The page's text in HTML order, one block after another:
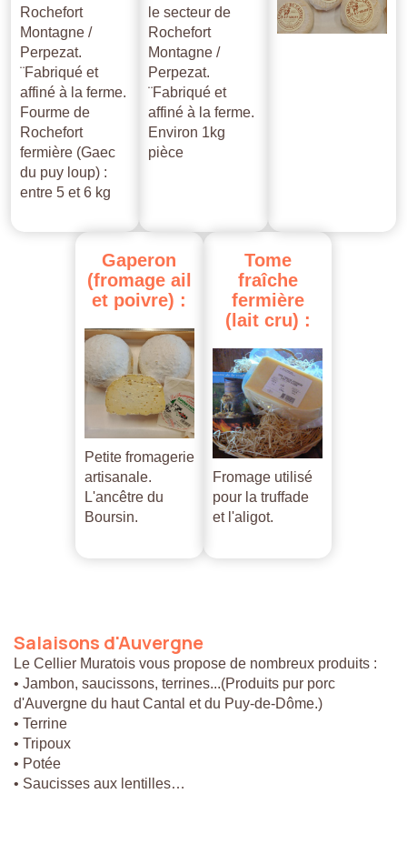
Rochefort
Montagne /
Perpezat.
¨Fabriqué et
affiné à la ferme.
Fourme de
Rochefort
fermière (Gaec
du puy loup) :
entre 5 et 6 kg
le secteur de
Rochefort
Montagne /
Perpezat.
¨Fabriqué et
affiné à la ferme.
Environ 1kg
pièce
Gaperon
(fromage ail
et poivre) :
Petite fromagerie
artisanale.
L'ancêtre du
Boursin.
Tome
fraîche
fermière
(lait cru) :
Fromage utilisé
pour la truffade
et l'aligot.
Salaisons d'Auvergne
Le Cellier Muratois vous propose de nombreux produits :
• Jambon, saucissons, terrines...(Produits pur porc
d'Auvergne du haut Cantal et du Puy-de-Dôme.)
• Terrine
• Tripoux
• Potée
• Saucisses aux lentilles…